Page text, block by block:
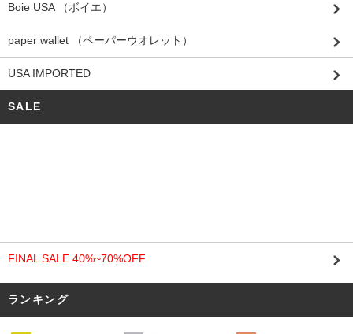
Boie USA （ボイエ）
paper wallet （ペーパーウオレット）
USA IMPORTED
SALE
FINAL SALE 40%~70%OFF
ランキング